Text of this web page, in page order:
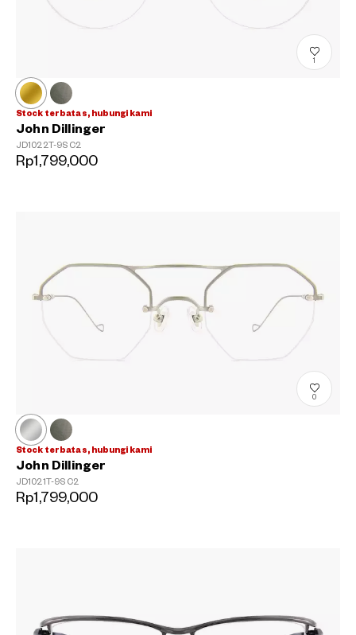
1
Stock terbatas, hubungi kami
John Dillinger
JD1022T-9S C2
Rp1,799,000
0
Stock terbatas, hubungi kami
John Dillinger
JD1021T-9S C2
Rp1,799,000